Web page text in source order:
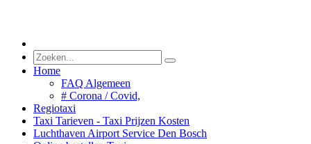
Home
FAQ Algemeen
# Corona / Covid,
Regiotaxi
Taxi Tarieven - Taxi Prijzen Kosten
Luchthaven Airport Service Den Bosch